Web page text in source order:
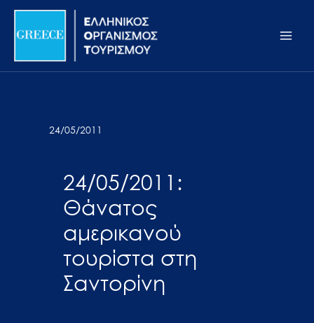
Σημείωση:
ιστότοπος
προσβασιμότητας.
Μετάβαση
περιεχόμενο
24/05/2011
24/05/2011:
Θάνατος
αμερικανού
τουρίστα στη
Σαντορίνη